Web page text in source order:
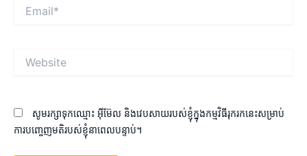
សូមរក្សាទុកឈ្មោះ អ៊ីម៊ែល និងវេបសាយរបស់ខ្ញុំក្នុងកម្មវិធីរុករកនេះសម្រាប់
ការបញ្ចេញមតិរបស់ខ្ញុំនាពេលបន្ទាប់។